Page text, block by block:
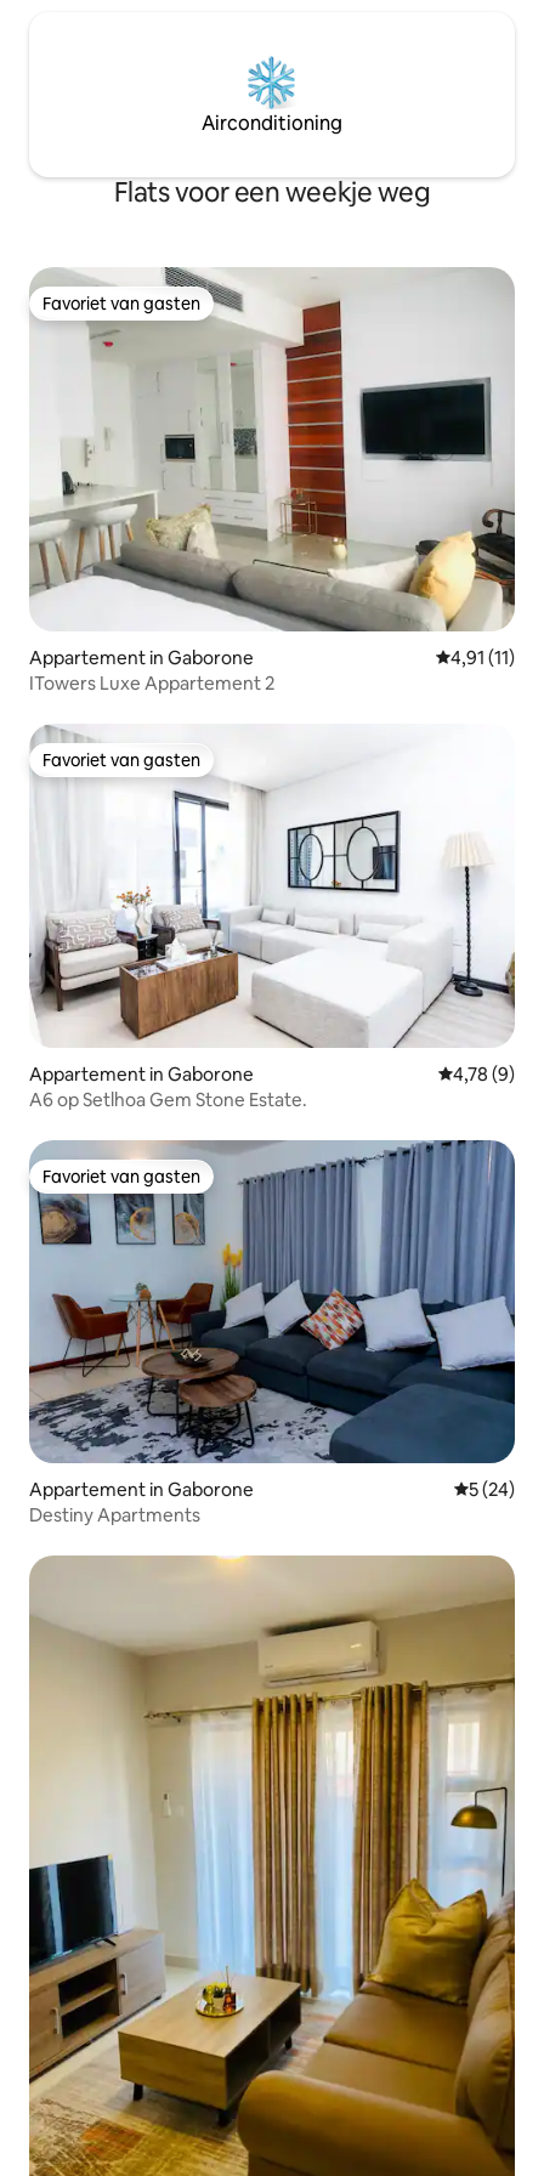
Airconditioning
Flats voor een weekje weg
Favoriet van gasten
Favoriet van gasten
Appartement in Gaborone Gemiddelde
4,91 (11)
ITowers Luxe Appartement 2
Favoriet van gasten
Favoriet van gasten
Appartement in Gaborone
4,78 (9)
A6 op Setlhoa Gem Stone Estate.
Favoriet van gasten
Favoriet van gasten
Appartement in Gaborone
5 (24)
Destiny Apartments